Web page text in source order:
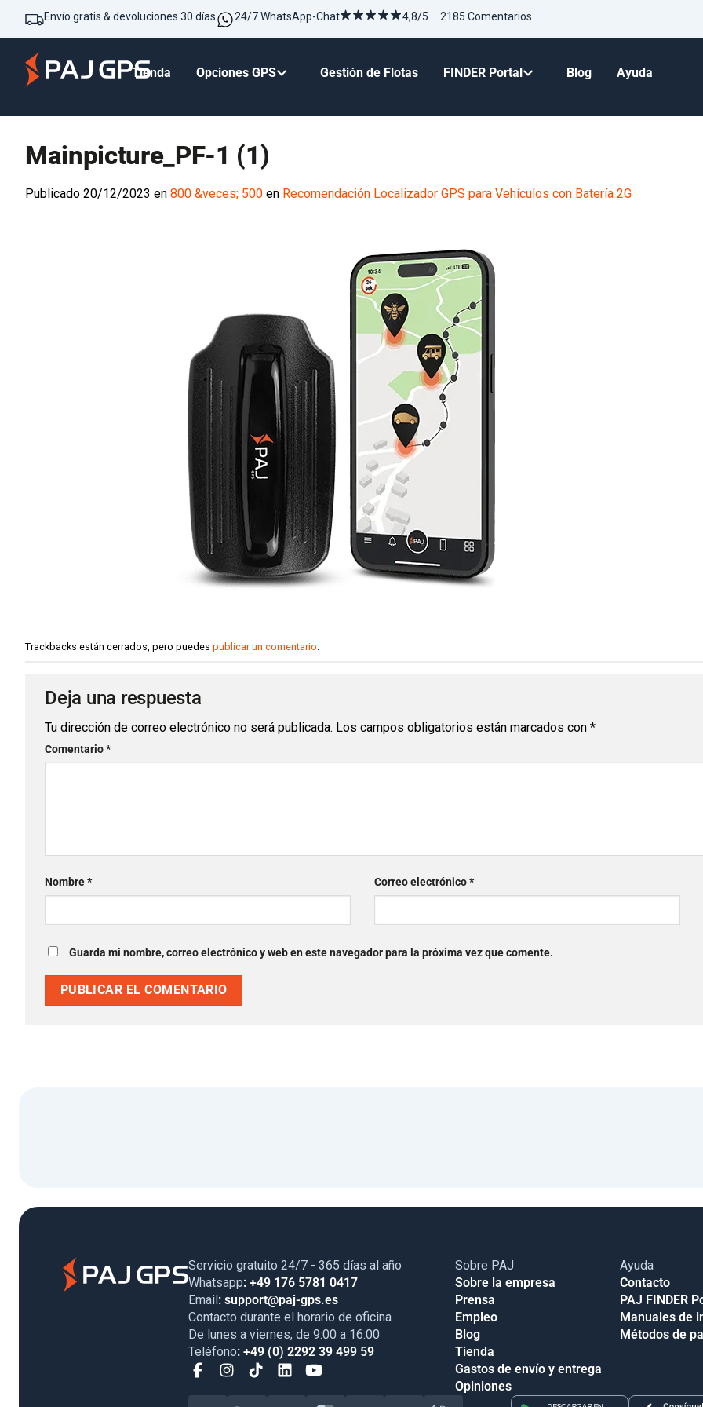
Envío gratis & devoluciones 30 días 24/7 WhatsApp-Chat 4,8/5 2185 Comentarios
Tienda Opciones GPS Gestión de Flotas FINDER Portal Blog Ayuda
Mainpicture_PF-1 (1)
Publicado 20/12/2023 en 800 &veces; 500 en Recomendación Localizador GPS para Vehículos con Batería 2G
Trackbacks están cerrados, pero puedes publicar un comentario
Deja una respuesta
Tu dirección de correo electrónico no será publicada. Los campos obligatorios están marcados con *
Comentario*
Nombre* Correo electrónico*
Guarda mi nombre, correo electrónico y web en este navegador para la próxima vez que comente.
Servicio gratuito 24/7 - 365 días al año
Whatsapp: +49 176 5781 0417
Email : support@paj-gps.es
Contacto durante el horario de oficina
De lunes a viernes, de 9:00 a 16:00
Teléfono: +49 (0) 2292 39 499 59
Sobre PAJ
Sobre la empresa
Prensa
Empleo
Blog
Tienda
Gastos de envío y entrega
Opiniones
Ayuda
Contacto
PAJ FINDER
Manuales de
Métodos de